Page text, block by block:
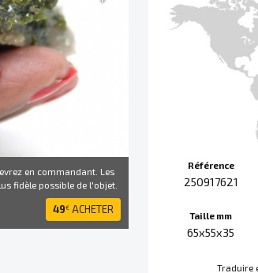
en commandant. Les
fidèle possible de l'objet.
49€ ACHETER
Référence
250917621
Taille mm
65x55x35
Traduire